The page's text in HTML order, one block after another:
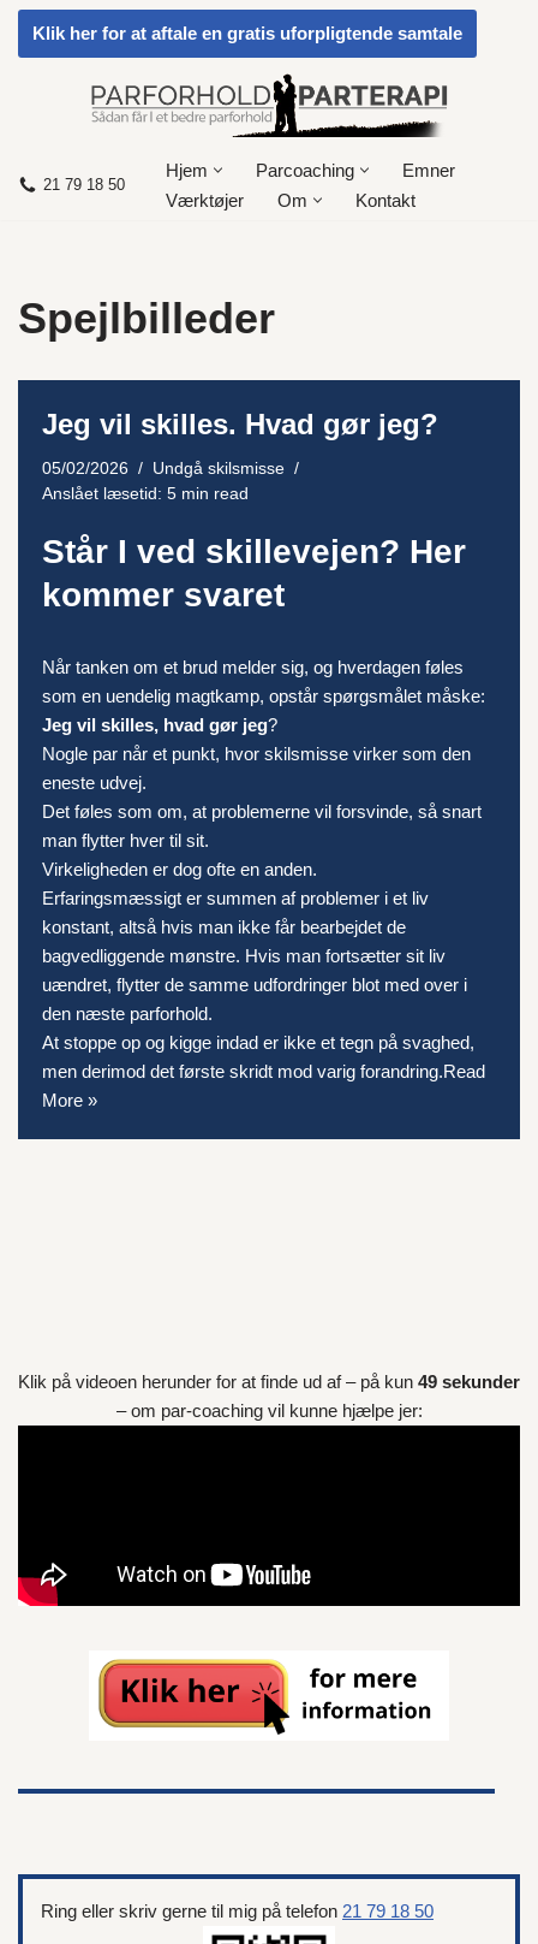
Spring
Klik her for at aftale en gratis uforpligtende samtale
21 79 18 50
Hjem Parcoaching
Emner
Værktøjer
Om Kontakt
Spejlbilleder
Jeg vil skilles. Hvad gør jeg?
05/02/2026
Undgå skilsmisse
Anslået læsetid: 5 min read
Står I ved skillevejen? Her
kommer svaret
Når tanken om et brud melder sig, og hverdagen føles
som en uendelig magtkamp, opstår spørgsmålet måske:
Jeg vil skilles, hvad gør jeg?
Nogle par når et punkt, hvor skilsmisse virker som den
eneste udvej.
Det føles som om, at problemerne vil forsvinde, så snart
man flytter hver til sit.
Virkeligheden er dog ofte en anden.
Erfaringsmæssigt er summen af problemer i et liv
konstant, altså hvis man ikke får bearbejdet de
bagvedliggende mønstre. Hvis man fortsætter sit liv
uændret, flytter de samme udfordringer blot med over i
den næste parforhold.
At stoppe op og kigge indad er ikke et tegn på svaghed,
men derimod det første skridt mod varig forandring.Read
More »
Klik på videoen herunder for at finde ud af – på kun 49 sekunder
– om par-coaching vil kunne hjælpe jer:
Ring eller skriv gerne til mig på telefon 21 79 18 50